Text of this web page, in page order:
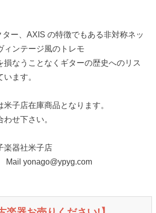
ー、AXIS の特徴でもある非対称ネッ
ィンテージ風のトレモ
損なうことなくギターの歴史へのリス
ます。
子店在庫商品となります。
せ下さい。
楽器社米子店
yonago@ypyg.com